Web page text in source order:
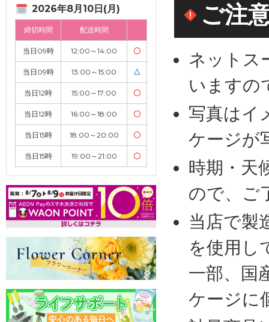
2026年8月10日(月)
締切時間 配送時間
当日09時 12:00～14:00 〇
当日09時 13:00～15:00 △
当日12時 15:00～17:00 〇
当日12時 16:00～18:00 〇
当日15時 18:00～20:00 〇
当日15時 19:00～21:00 〇
ご注
ネットス
いますの
写真はイ
ケージが
時期・天
ので、ご
当店で製
を使用し
一部、国
ケージに